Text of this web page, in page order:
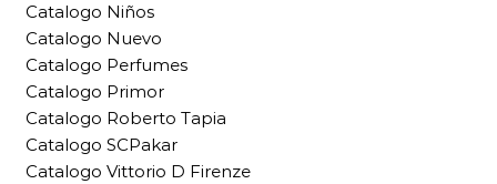
Catalogo Niños
Catalogo Nuevo
Catalogo Perfumes
Catalogo Primor
Catalogo Roberto Tapia
Catalogo SCPakar
Catalogo Vittorio D Firenze